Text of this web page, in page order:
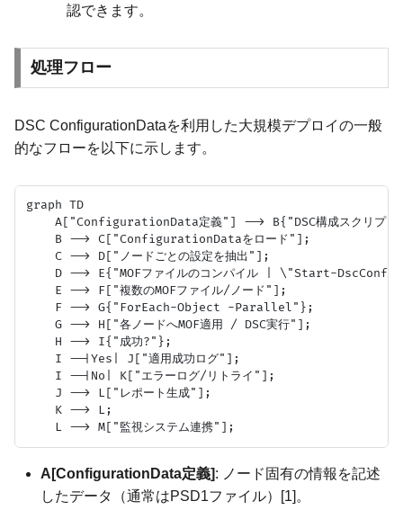
認できます。
処理フロー
DSC ConfigurationDataを利用した大規模デプロイの一般
的なフローを以下に示します。
graph TD
A["ConfigurationData定義"] --> B{"DSC構成スクリプト
    B --> C["ConfigurationDataをロード"];
    C --> D["ノードごとの設定を抽出"];
D --> E{"MOFファイルのコンパイル | \"Start-
    E --> F["複数のMOFファイル/ノード"];
    F --> G{"ForEach-Object -Parallel"};
    G --> H["各ノードへMOF適用 / DSC実行"];
    H --> I{"成功?"};
    I --|Yes| J["適用成功ログ"];
    I --|No| K["エラーログ/リトライ"];
    J --> L["レポート生成"];
    K --> L;
A[ConfigurationData定義]: ノード固有の情報を記述
したデータ（通常はPSD1ファイル）[1]。